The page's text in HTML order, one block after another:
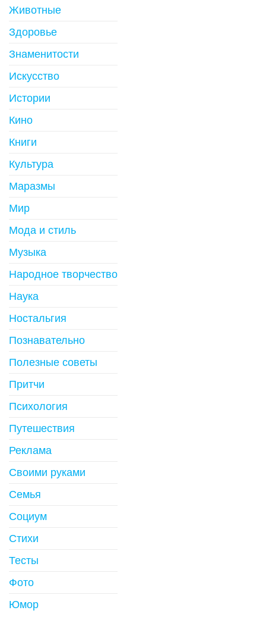
Животные
Здоровье
Знаменитости
Искусство
Истории
Кино
Книги
Культура
Маразмы
Мир
Мода и стиль
Музыка
Народное творчество
Наука
Ностальгия
Познавательно
Полезные советы
Притчи
Психология
Путешествия
Реклама
Своими руками
Семья
Социум
Стихи
Тесты
Фото
Юмор